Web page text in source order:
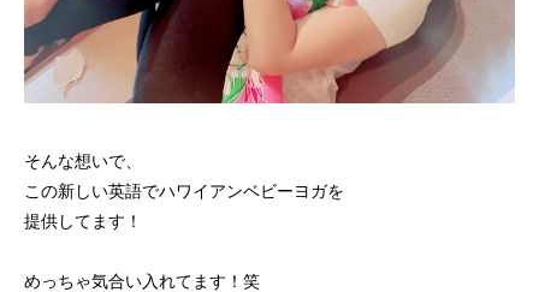
そんな想いで、
この新しい英語でハワイアンベビーヨガを
提供してます！
めっちゃ気合い入れてます！笑